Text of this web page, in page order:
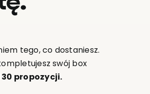
tego, co dostaniesz.
swój box
propozycji.